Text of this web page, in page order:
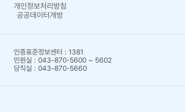
개인정보처리방침
공공데이터개방
인증표준정보센터 : 1381
민원실 : 043-870-5600 ~ 5602
당직실 : 043-870-5660